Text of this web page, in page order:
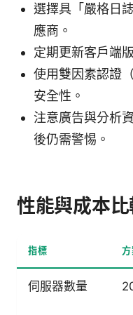
選擇具「嚴格日
應商。
定期更新客戶端
使用雙因素認證
安全性。
注意廣告與分析
後仍需警惕。
性能與成本比
指標
伺服器數量